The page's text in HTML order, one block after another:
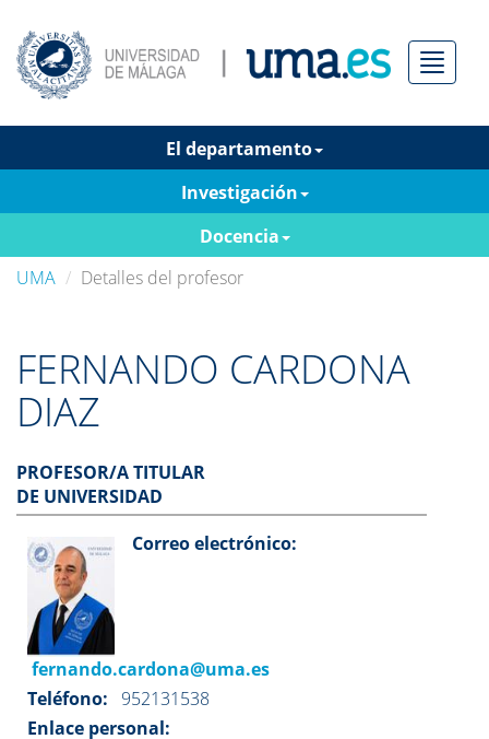
Menú
El departamento
Investigación
Docencia
UMA
Detalles del profesor
FERNANDO CARDONA
DIAZ
PROFESOR/A TITULAR
DE UNIVERSIDAD
Correo electrónico:
fernando.cardona@uma.es
Teléfono: 952131538
Enlace personal: